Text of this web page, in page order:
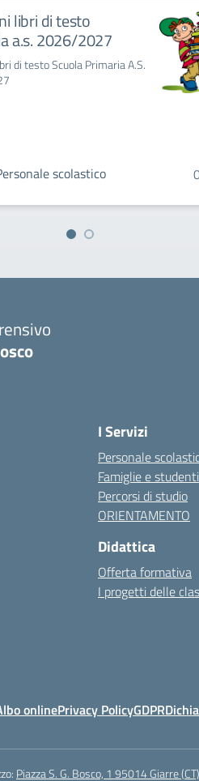
libri di testo
a.s. 2026/2027
di testo Scuola Primaria A.S.
scolastico
I Servizi
Personale
Famiglie e studenti
Percorsi di studio
ORIENTAMENTO
Didattica
Offerta formativa
I progetti delle
onlinePrivacy PolicyGDPR
Piazza S. G. Bosco, 1 95014 Giarre (CT)